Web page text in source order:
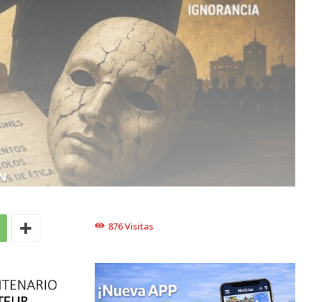
876Visitas